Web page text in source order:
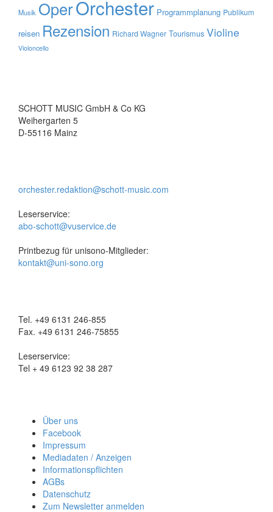
Musik OperOrchester Programmplanung Publikum
reisen Rezension Richard Wagner Tourismus Violine
Violoncello
SCHOTT MUSIC GmbH & Co KG
Weihergarten 5
D-55116 Mainz
orchester.redaktion@schott-music.com
Leserservice:
abo-schott@vuservice.de
Printbezug für unisono-Mitglieder:
kontakt@uni-sono.org
Tel. +49 6131 246-855
Fax. +49 6131 246-75855
Leserservice:
Tel + 49 6123 92 38 287
Über uns
Facebook
Impressum
Mediadaten / Anzeigen
Informationspflichten
AGBs
Datenschutz
Zum Newsletter anmelden